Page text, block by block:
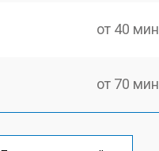
от 40 мин
от 70 мин
от 50 мин